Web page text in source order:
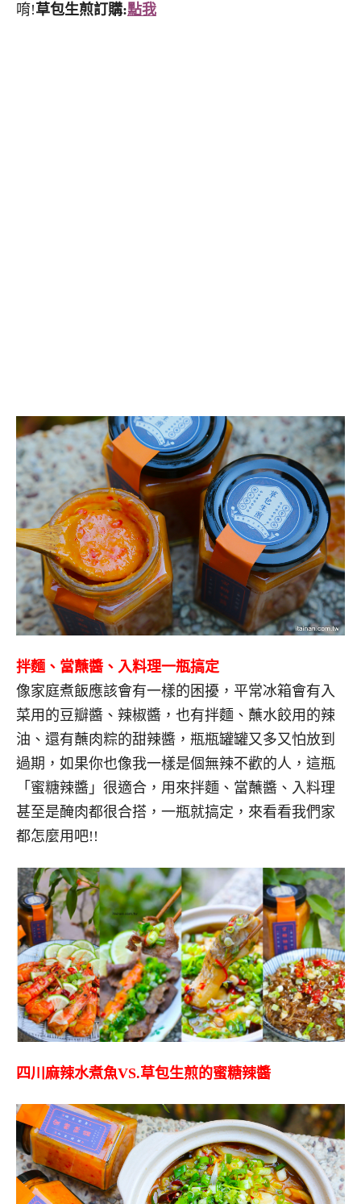
唷!草包生煎訂購:點我
拌麵、當蘸醬、入料理一瓶搞定
像家庭煮飯應該會有一樣的困擾，平常冰箱會有入
菜用的豆瓣醬、辣椒醬，也有拌麵、蘸水餃用的辣
油、還有蘸肉粽的甜辣醬，瓶瓶罐罐又多又怕放到
過期，如果你也像我一樣是個無辣不歡的人，這瓶
「蜜糖辣醬」很適合，用來拌麵、當蘸醬、入料理
甚至是醃肉都很合搭，一瓶就搞定，來看看我們家
都怎麼用吧!!
四川麻辣水煮魚VS.草包生煎的蜜糖辣醬